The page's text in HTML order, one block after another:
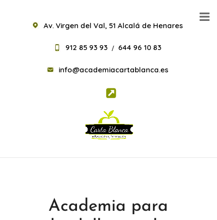
Av. Virgen del Val, 51 Alcalá de Henares
912 85 93 93 / 644 96 10 83
info@academiacartablanca.es
Academia para